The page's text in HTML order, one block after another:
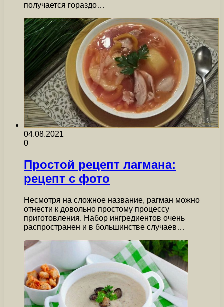
получается гораздо…
04.08.2021
0
Простой рецепт лагмана:
рецепт с фото
Несмотря на сложное название, рагман можно
отнести к довольно простому процессу
приготовления. Набор ингредиентов очень
распространен и в большинстве случаев…